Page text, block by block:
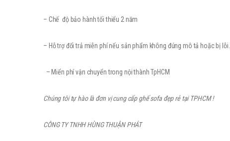
– Chế độ bảo hành tối thiểu 2 năm
– Hỗ trợ đổi trả miễn phí nếu sản phẩm không đúng mô tả hoặc bị lỗi.
– Miển phí vận chuyển trong nội thành TpHCM
Chúng tôi tự hào là đơn vị cung cấp ghế sofa đẹp rẻ tại TPHCM !
CÔNG TY TNHH HÙNG THUẬN PHÁT